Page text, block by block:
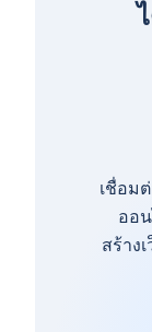
เชื่อม
ออ
สร้าง